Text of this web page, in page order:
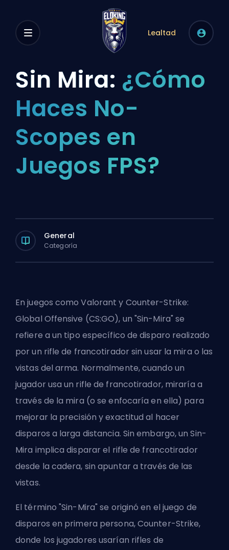
Lealtad
Sin Mira: ¿Cómo
Haces No-
Scopes en
Juegos FPS?
General
Categoría
En juegos como Valorant y Counter-Strike:
Global Offensive (CS:GO), un "Sin-Mira" se
refiere a un tipo específico de disparo realizado
por un rifle de francotirador sin usar la mira o las
vistas del arma. Normalmente, cuando un
jugador usa un rifle de francotirador, miraría a
través de la mira (o se enfocaría en ella) para
mejorar la precisión y exactitud al hacer
disparos a larga distancia. Sin embargo, un Sin-
Mira implica disparar el rifle de francotirador
desde la cadera, sin apuntar a través de las
vistas.
El término "Sin-Mira" se originó en el juego de
disparos en primera persona, Counter-Strike,
donde los jugadores usarían rifles de